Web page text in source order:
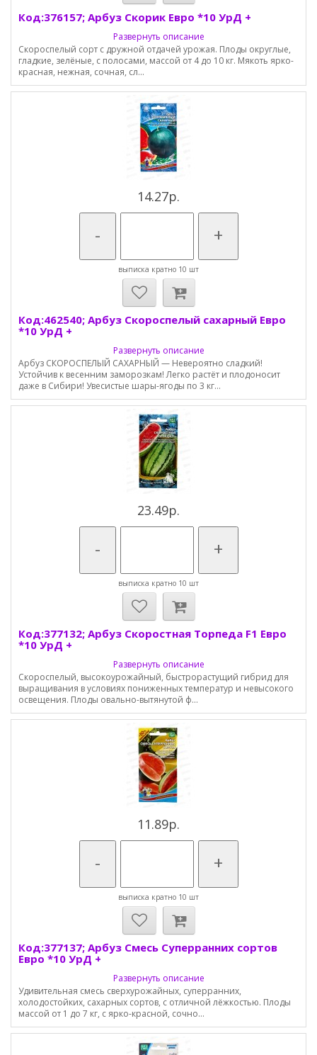
Код:376157; Арбуз Скорик Евро *10 УрД +
Развернуть описание
Скороспелый сорт с дружной отдачей урожая. Плоды округлые,
гладкие, зелёные, с полосами, массой от 4 до 10 кг. Мякоть ярко-
красная, нежная, сочная, сл...
14.27р.
- +
выписка кратно 10 шт
Код:462540; Арбуз Скороспелый сахарный Евро
*10 УрД +
Развернуть описание
Арбуз СКОРОСПЕЛЫЙ САХАРНЫЙ — Невероятно сладкий!
Устойчив к весенним заморозкам! Легко растёт и плодоносит
даже в Сибири! Увесистые шары-ягоды по 3 кг...
23.49р.
- +
выписка кратно 10 шт
Код:377132; Арбуз Скоростная Торпеда F1 Евро
*10 УрД +
Развернуть описание
Скороспелый, высокоурожайный, быстрорастущий гибрид для
выращивания в условиях пониженных температур и невысокого
освещения. Плоды овально-вытянутой ф...
11.89р.
- +
выписка кратно 10 шт
Код:377137; Арбуз Смесь Суперранних сортов
Евро *10 УрД +
Развернуть описание
Удивительная смесь сверхурожайных, суперранних,
холодостойких, сахарных сортов, с отличной лёжкостью. Плоды
массой от 1 до 7 кг, с ярко-красной, сочно...